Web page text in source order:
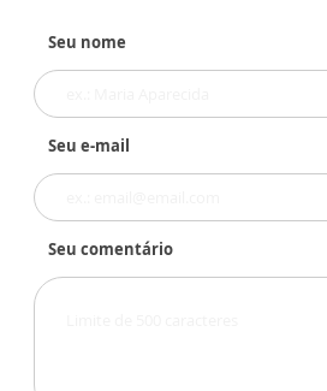
Seu nome
Seu e-mail
Seu comentário